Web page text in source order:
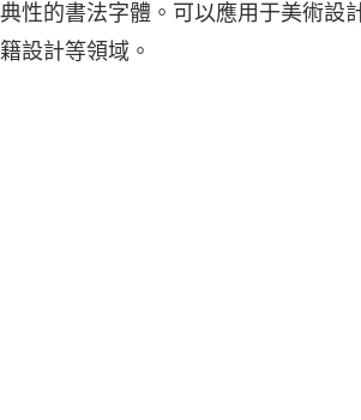
典性的書法字體。可以應用于美術設
籍設計等領域。